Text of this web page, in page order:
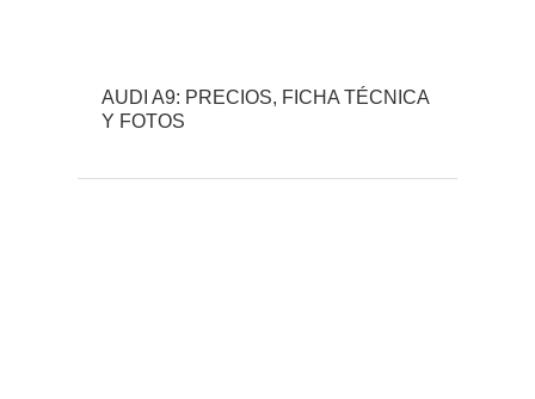
AUDI A9: PRECIOS, FICHA TÉCNICA
Y FOTOS